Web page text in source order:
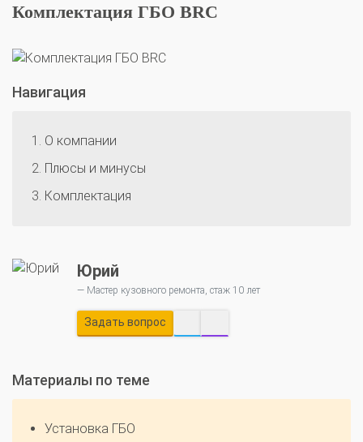
О автосервисе
Комплектация ГБО BRC
Навигация
О компании
Плюсы и минусы
Комплектация
Юрий
Мастер кузовного ремонта, стаж 10 лет
Задать вопрос
Материалы по теме
Установка ГБО